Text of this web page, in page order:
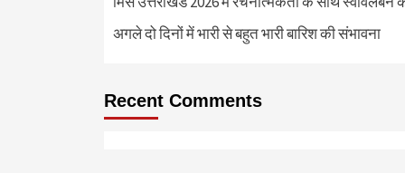
अगले दो दिनों में भारी से बहुत भारी बारिश की संभावना
Recent Comments